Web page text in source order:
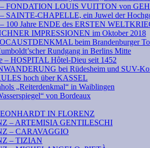
– FONDATION LOUIS VUITTON von
– SAINTE-CHAPELLE, ein Juwel der
– 100 Jahre ENDE des ERSTEN
IMPRESSIONEN im Oktober 2018
beim Brandenburger
Rundgang in Berlins Mitte
– HOSPITAL Hôtel-Dieu seit 1452
bei Rüdesheim und SUV-
hoch über KASSEL
„Reiterdenkmal“ in Waiblingen
von Bordeaux
IN FLORENZ
– ARTEMISIA GENTILESCHI
– CARAVAGGIO
– TIZIAN